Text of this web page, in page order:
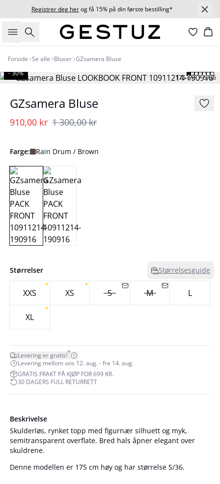
Registrer deg herog få 15% på din første bestilling*
Søk
Forside Se alle Bluser GZsamera Bluse
175 cm • S/36
- 30%
GZsamera Bluse
910,00 kr 1 300,00 kr
Farge: Rain Drum / Brown
Størrelser Størrelsesguide
XXS XS S M L
XL
Levering er gratis!*
Levering mellom ons 12. aug. - fre 14. aug.
GRATIS FRAKT PÅ KJØP FOR 699 KR.
30 DAGERS FULL RETURRETT
Beskrivelse
Skulderløs, rynket topp med figurnær silhuett og myk,
semitransparent overflate. Bred hals åpner elegant over
skuldrene.
Denne modellen er 175 cm høy og har størrelse S/36.